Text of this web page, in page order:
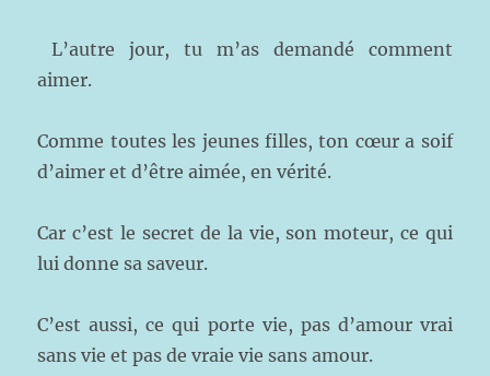
L’autre jour, tu m’as demandé comment
aimer.
Comme toutes les jeunes filles, ton cœur a soif
d’aimer et d’être aimée, en vérité.
Car c’est le secret de la vie, son moteur, ce qui
lui donne sa saveur.
C’est aussi, ce qui porte vie, pas d’amour vrai
sans vie et pas de vraie vie sans amour.